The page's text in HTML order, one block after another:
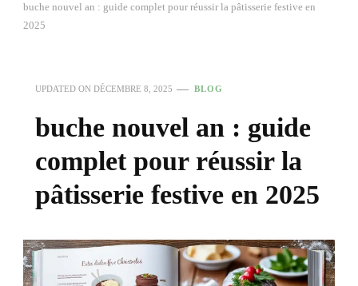
buche nouvel an : guide complet pour réussir la pâtisserie festive en
2025
UPDATED ON DÉCEMBRE 8, 2025 BLOG
buche nouvel an : guide
complet pour réussir la
pâtisserie festive en 2025